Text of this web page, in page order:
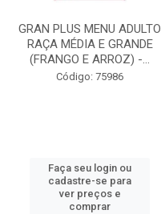
GRAN PLUS MENU ADULTO
RAÇA MÉDIA E GRANDE
(FRANGO E ARROZ) -...
Código: 75986
Faça seu login ou
cadastre-se para
ver preços e
comprar